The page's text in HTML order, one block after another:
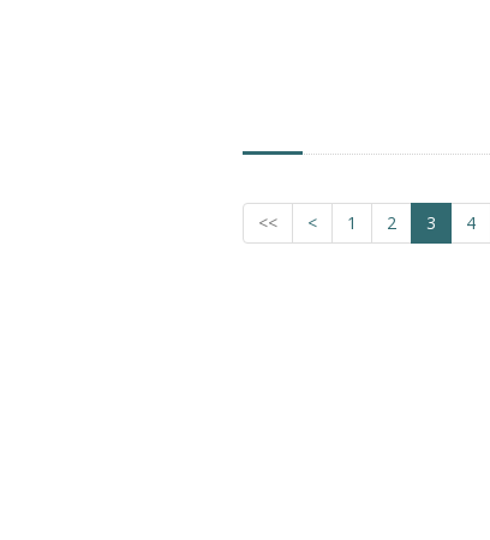
<< < 1 2 3 4